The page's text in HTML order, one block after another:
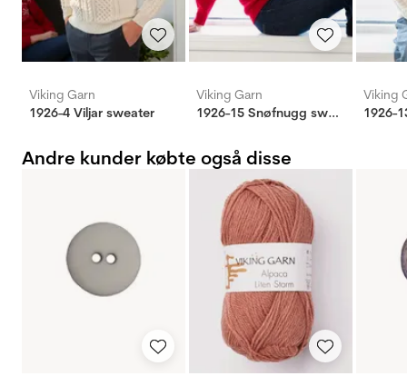
Viking Garn
1926-4 Viljar sweater
Viking Garn
1926-15 Snøfnugg sweater unisex
Viking
1926-
Andre kunder købte også disse